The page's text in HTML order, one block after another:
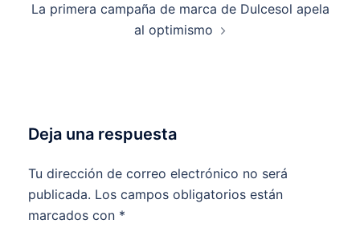
La primera campaña de marca de Dulcesol apela
al optimismo
Deja una respuesta
Tu dirección de correo electrónico no será
publicada. Los campos obligatorios están
marcados con *